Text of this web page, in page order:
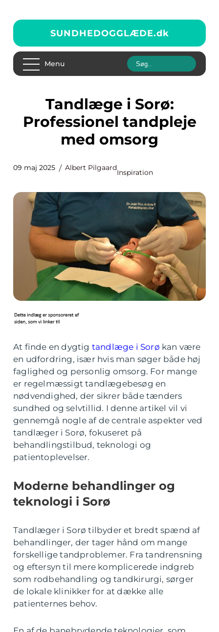
SUNDHEDOGGLÆDE.dk
Menu
Tandlæge i Sorø:
Professionel tandpleje
med omsorg
09 maj 2025 Albert Pilgaard
Inspiration
At finde en dygtig tandlæge i Sorø kan være
en udfordring, især hvis man søger både høj
faglighed og personlig omsorg. For mange
er regelmæssigt tandlægebesøg en
nødvendighed, der sikrer både tænders
sundhed og selvtillid. I denne artikel vil vi
gennemgå nogle af de centrale aspekter ved
tandlæger i Sorø, fokuseret på
behandlingstilbud, teknologi og
patientoplevelser.
Moderne behandlinger og
teknologi i Sorø
Tandlæger i Sorø tilbyder et bredt spænd af
behandlinger, der tager hånd om mange
forskellige tandproblemer. Fra tandrensning
og eftersyn til mere komplicerede indgreb
som rodbehandling og tandkirurgi, sørger
de lokale klinikker for at dække alle
patienternes behov.